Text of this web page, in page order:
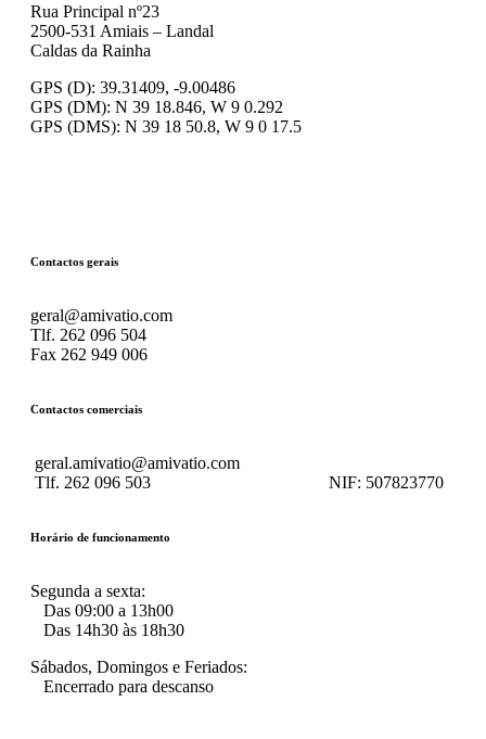
Rua Principal nº23
2500-531 Amiais – Landal
Caldas da Rainha
GPS (D): 39.31409, -9.00486
GPS (DM): N 39 18.846, W 9 0.292
GPS (DMS): N 39 18 50.8, W 9 0 17.5
Contactos gerais
geral@amivatio.com
Tlf. 262 096 504
Fax 262 949 006
Contactos comerciais
geral.amivatio@amivatio.com
Tlf. 262 096 503 NIF: 507823770
Horário de funcionamento
Segunda a sexta:
Das 09:00 a 13h00
Das 14h30 às 18h30
Sábados, Domingos e Feriados:
Encerrado para descanso